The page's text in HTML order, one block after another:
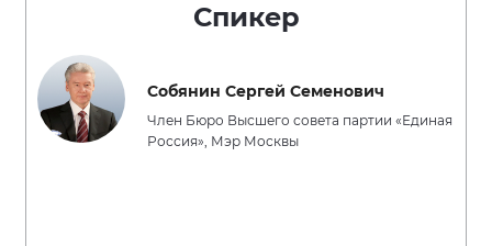
Спикер
Собянин Сергей Семенович
Член Бюро Высшего совета партии «Единая
Россия», Мэр Москвы